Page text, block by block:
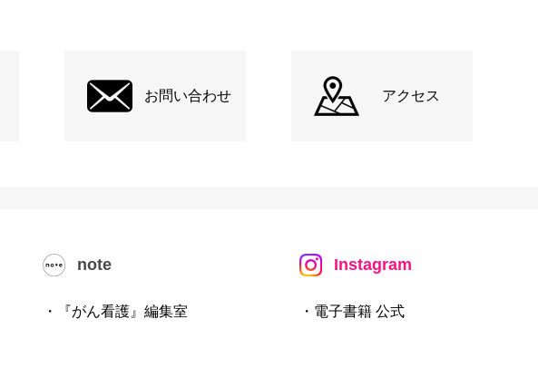
お問い合わせ アクセス
note
・『がん看護』編集室
Instagram
・電子書籍 公式